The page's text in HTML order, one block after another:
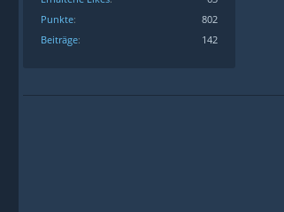
Punkte
802
Beiträge
142